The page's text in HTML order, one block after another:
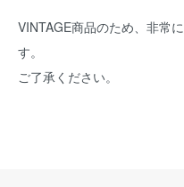
VINTAGE商品のため、非常
す。
ご了承ください。